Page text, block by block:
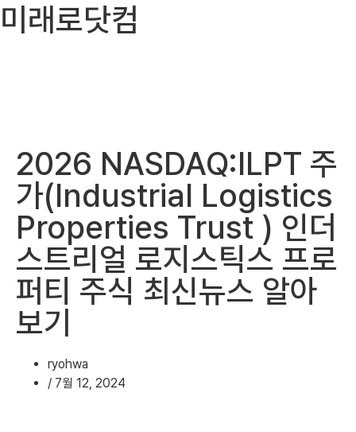
미래로닷컴
2026 NASDAQ:ILPT 주
가(Industrial Logistics
Properties Trust ) 인더
스트리얼 로지스틱스 프로
퍼티 주식 최신뉴스 알아
보기
ryohwa
/ 7월 12, 2024